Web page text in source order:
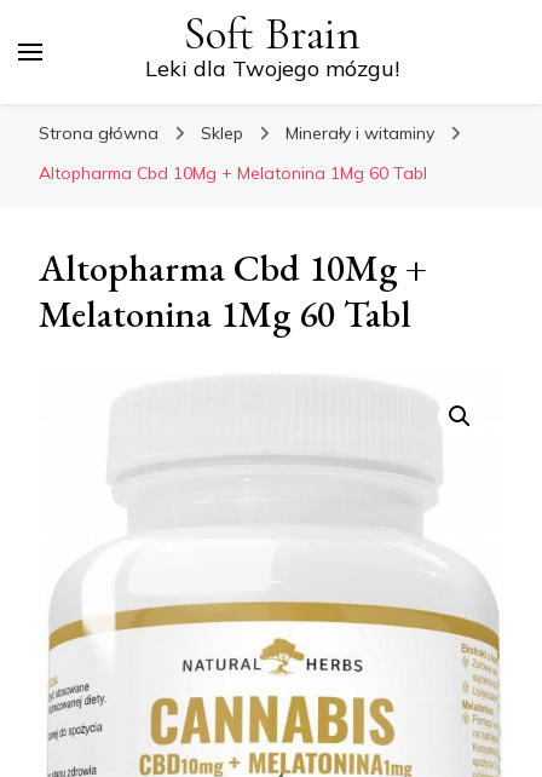
Soft Brain
Leki dla Twojego mózgu!
Strona główna Sklep
Minerały i witaminy
Altopharma Cbd 10Mg + Melatonina 1Mg 60 Tabl
Altopharma Cbd 10Mg +
Melatonina 1Mg 60 Tabl